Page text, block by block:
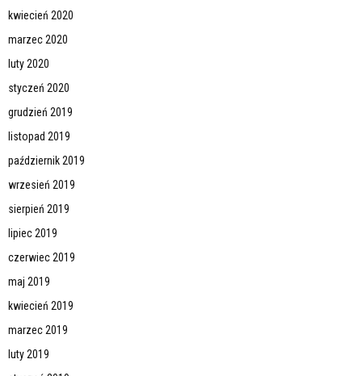
kwiecień 2020
marzec 2020
luty 2020
styczeń 2020
grudzień 2019
listopad 2019
październik 2019
wrzesień 2019
sierpień 2019
lipiec 2019
czerwiec 2019
maj 2019
kwiecień 2019
marzec 2019
luty 2019